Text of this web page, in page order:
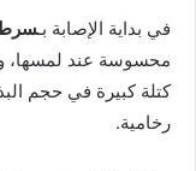
في بداية الإصابة بـ
محسوسة عند لمسها،
كتلة كبيرة في حجم
رخامية.